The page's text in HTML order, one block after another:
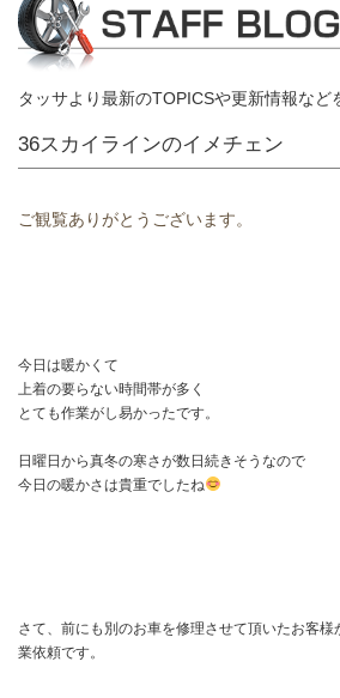
タッサより最新のTOPICSや更新情報など
36スカイラインのイメチェン
ご観覧ありがとうございます。
今日は暖かくて
上着の要らない時間帯が多く
とても作業がし易かったです。
日曜日から真冬の寒さが数日続きそうなので
今日の暖かさは貴重でしたね
さて、前にも別のお車を修理させて頂いたお客
業依頼です。